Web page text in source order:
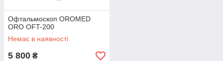
Офтальмоскоп OROMED
ORO OFT-200
Немає в наявності
5 800 ₴